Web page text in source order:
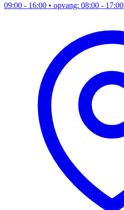
09:00 - 16:00 • opvang: 08:00 - 17:00